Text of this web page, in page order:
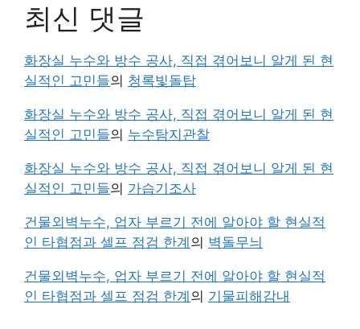
최신 댓글
화장실 누수와 방수 공사, 직접 겪어보니 알게 된 현
실적인 고민들의 청록빛돌탑
화장실 누수와 방수 공사, 직접 겪어보니 알게 된 현
실적인 고민들의 누수탐지관찰
화장실 누수와 방수 공사, 직접 겪어보니 알게 된 현
실적인 고민들의 가습기조사
건물외벽누수, 업자 부르기 전에 알아야 할 현실적
인 타협점과 셀프 점검 한계 의 벽돌무늬
건물외벽누수, 업자 부르기 전에 알아야 할 현실적
인 타협점과 셀프 점검 한계 의 기물피해감내